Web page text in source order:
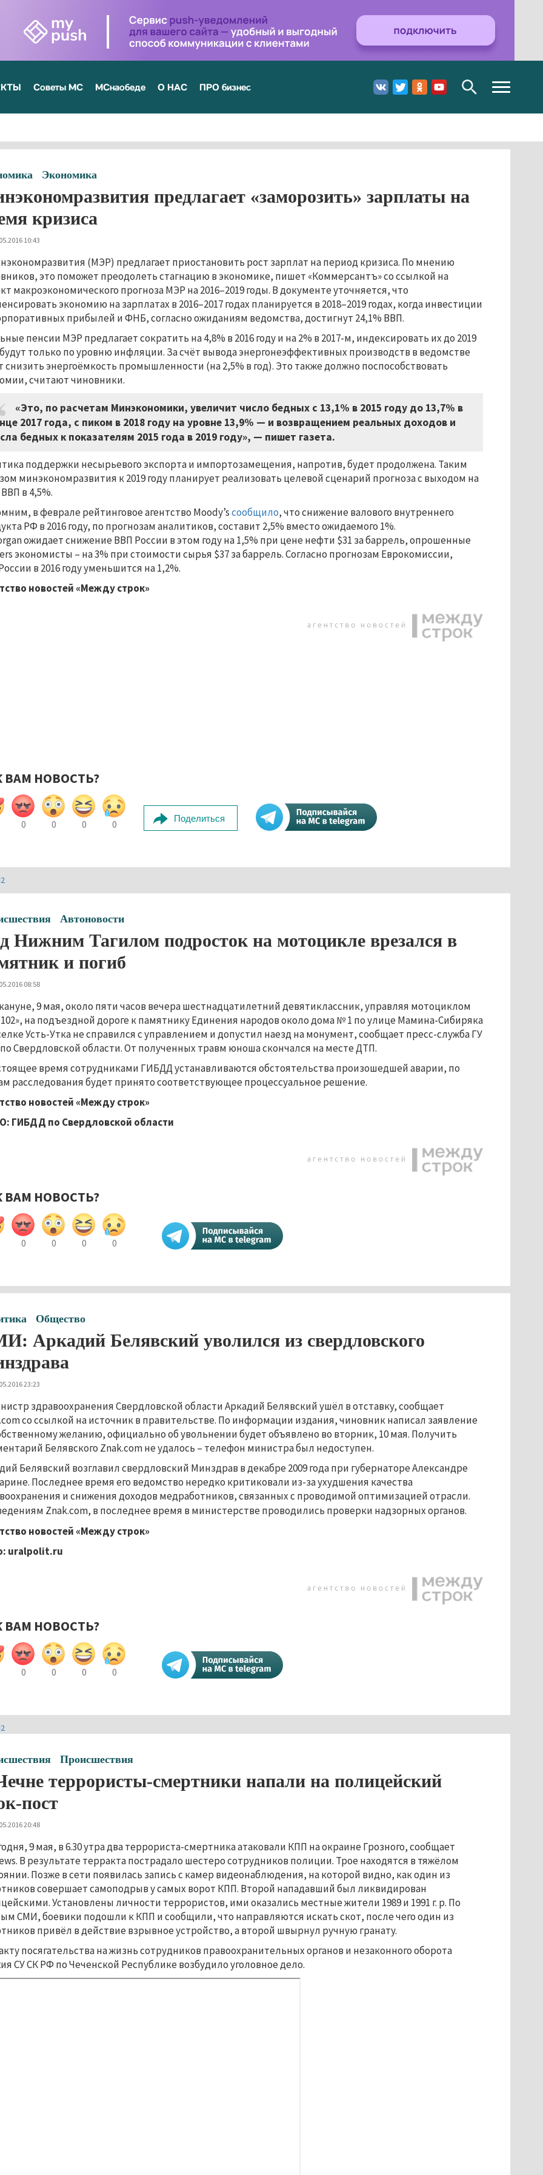
Советы МС МСнаобеде О НАС ПРО бизнес
Toggle
navigation
Экономика
предлагает «заморозить» зарплаты на
кризиса
10:43
(МЭР) предлагает приостановить рост зарплат на период кризиса. По мнению
это поможет преодолеть стагнацию в экономике, пишет «Коммерсантъ» со ссылкой на
макроэкономического прогноза МЭР на 2016–2019 годы. В документе уточняется, что
экономию на зарплатах в 2016–2017 годах планируется в 2018–2019 годах, когда инвестиции
прибылей и ФНБ, согласно ожиданиям ведомства, достигнут 24,1% ВВП.
пенсии МЭР предлагает сократить на 4,8% в 2016 году и на 2% в 2017-м, индексировать их до 2019
будут только по уровню инфляции. За счёт вывода энергонеэффективных производств в ведомстве
снизить энергоёмкость промышленности (на 2,5% в год). Это также должно поспособствовать
считают чиновники.
«Это, по расчетам Минэкономики, увеличит число бедных с 13,1% в 2015 году до 13,7% в
2017 года, с пиком в 2018 году на уровне 13,9% — и возвращением реальных доходов и
бедных к показателям 2015 года в 2019 году», — пишет газета.
поддержки несырьевого экспорта и импортозамещения, напротив, будет продолжена. Таким
минэкономразвития к 2019 году планирует реализовать целевой сценарий прогноза с выходом на
в 4,5%.
в феврале рейтинговое агентство Moody’sсообщило, что снижение валового внутреннего
РФ в 2016 году, по прогнозам аналитиков, составит 2,5% вместо ожидаемого 1%.
ожидает снижение ВВП России в этом году на 1,5% при цене нефти $31 за баррель, опрошенные
экономисты – на 3% при стоимости сырья $37 за баррель. Согласно прогнозам Еврокомиссии,
в 2016 году уменьшится на 1,2%.
новостей «Между строк»
ВАМ НОВОСТЬ?
0 0 0 0
Поделиться
Автоновости
Нижним Тагилом подросток на мотоцикле врезался в
и погиб
08:58
9 мая, около пяти часов вечера шестнадцатилетний девятиклассник, управляя мотоциклом
на подъездной дороге к памятнику Единения народов около дома № 1 по улице Мамина-Сибиряка
Усть-Утка не справился с управлением и допустил наезд на монумент, сообщает пресс-служба ГУ
Свердловской области. От полученных травм юноша скончался на месте ДТП.
время сотрудниками ГИБДД устанавливаются обстоятельства произошедшей аварии, по
расследования будет принято соответствующее процессуальное решение.
новостей «Между строк»
ГИБДД по Свердловской области
ВАМ НОВОСТЬ?
0 0 0 0
Общество
Аркадий Белявский уволился из свердловского
23:23
здравоохранения Свердловской области Аркадий Белявский ушёл в отставку, сообщает
со ссылкой на источник в правительстве. По информации издания, чиновник написал заявление
желанию, официально об увольнении будет объявлено во вторник, 10 мая. Получить
Белявского Znak.com не удалось – телефон министра был недоступен.
Белявский возглавил свердловский Минздрав в декабре 2009 года при губернаторе Александре
Последнее время его ведомство нередко критиковали из-за ухудшения качества
и снижения доходов медработников, связанных с проводимой оптимизацией отрасли.
Znak.com, в последнее время в министерстве проводились проверки надзорных органов.
новостей «Между строк»
uralpolit.ru
ВАМ НОВОСТЬ?
0 0 0 0
Происшествия
террористы-смертники напали на полицейский
пост
20:48
9 мая, в 6.30 утра два террориста-смертника атаковали КПП на окраине Грозного, сообщает
В результате терракта пострадало шестеро сотрудников полиции. Трое находятся в тяжёлом
Позже в сети появилась запись с камер видеонаблюдения, на которой видно, как один из
совершает самоподрыв у самых ворот КПП. Второй нападавший был ликвидирован
Установлены личности террористов, ими оказались местные жители 1989 и 1991 г. р. По
СМИ, боевики подошли к КПП и сообщили, что направляются искать скот, после чего один из
привёл в действие взрывное устройство, а второй швырнул ручную гранату.
посягательства на жизнь сотрудников правоохранительных органов и незаконного оборота
СУ СК РФ по Чеченской Республике возбудило уголовное дело.